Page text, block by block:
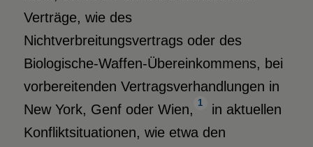
Verträge, wie des
Nichtverbreitungsvertrags oder des
Biologische-Waffen-Übereinkommens, bei
vorbereitenden Vertragsverhandlungen in
New York, Genf oder Wien, 1
in aktuellen
Konfliktsituationen, wie etwa den